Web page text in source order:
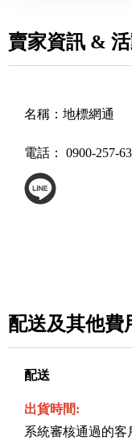
賣家資訊 &
名稱： 地標網通
電話： 0900-257-
配送及其他費
配送
出貨時間:
系統審核通過的